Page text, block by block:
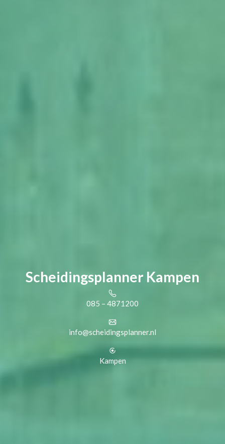
Scheidingsplanner Kampen
085 – 4871200
info@scheidingsplanner.nl
Kampen